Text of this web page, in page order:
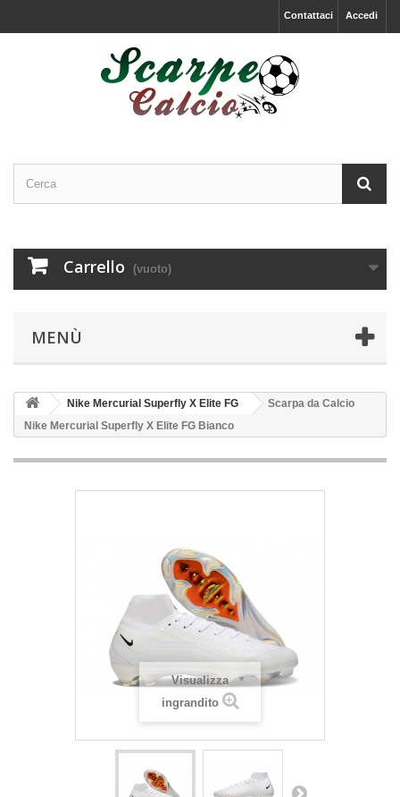
Accedi
Contattaci
Carrello (vuoto)
MENÙ
Nike Mercurial Superfly X Elite FG
Scarpa da Calcio
Nike Mercurial Superfly X Elite FG Bianco
Visualizza
ingrandito